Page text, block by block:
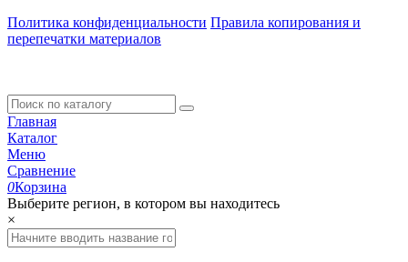
Политика конфиденциальности Правила копирования и
перепечатки материалов
Главная
Каталог
Меню
Сравнение
0Корзина
Выберите регион, в котором вы находитесь
×